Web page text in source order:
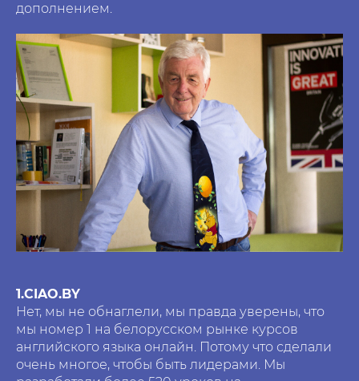
дополнением.
1.СIAO.BY
Нет, мы не обнаглели, мы правда уверены, что
мы номер 1 на белорусском рынке курсов
английского языка онлайн. Потому что сделали
очень многое, чтобы быть лидерами. Мы